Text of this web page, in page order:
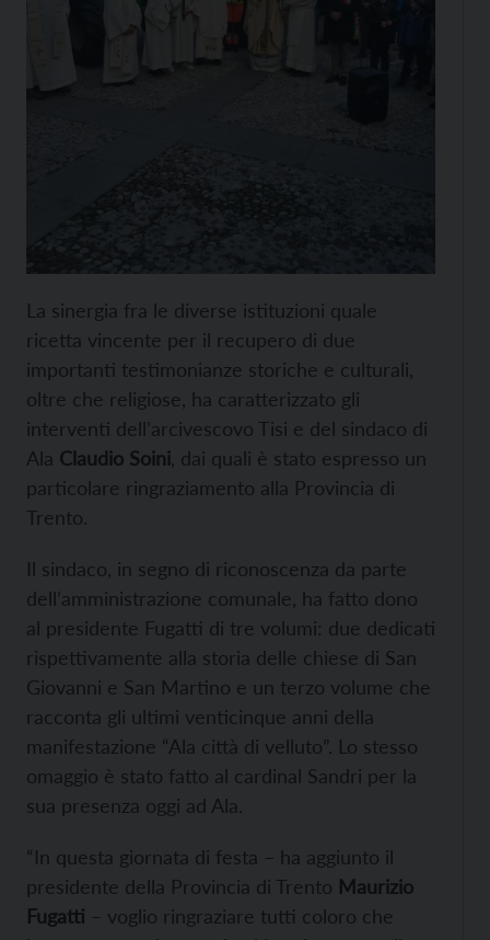
La sinergia fra le diverse istituzioni quale
ricetta vincente per il recupero di due
importanti testimonianze storiche e culturali,
oltre che religiose, ha caratterizzato gli
interventi dell’arcivescovo Tisi e del sindaco di
Ala Claudio Soini , dai quali è stato espresso un
particolare ringraziamento alla Provincia di
Trento.
Il sindaco, in segno di riconoscenza da parte
dell’amministrazione comunale, ha fatto dono
al presidente Fugatti di tre volumi: due dedicati
rispettivamente alla storia delle chiese di San
Giovanni e San Martino e un terzo volume che
racconta gli ultimi venticinque anni della
manifestazione “Ala città di velluto”. Lo stesso
omaggio è stato fatto al cardinal Sandri per la
sua presenza oggi ad Ala.
“In questa giornata di festa – ha aggiunto il
presidente della Provincia di Trento Maurizio
Fugatti – voglio ringraziare tutti coloro che